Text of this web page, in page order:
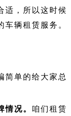
适，所以这时候
辆租赁服务。
单的给大家总
情况。 咱们租赁